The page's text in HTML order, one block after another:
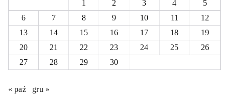
1
2 3 4
5
6
7 8 9 10 11
12
13
14 15 16 17 18
19
20
21 22 23 24 25
26
27
28 29 30
« paź gru »